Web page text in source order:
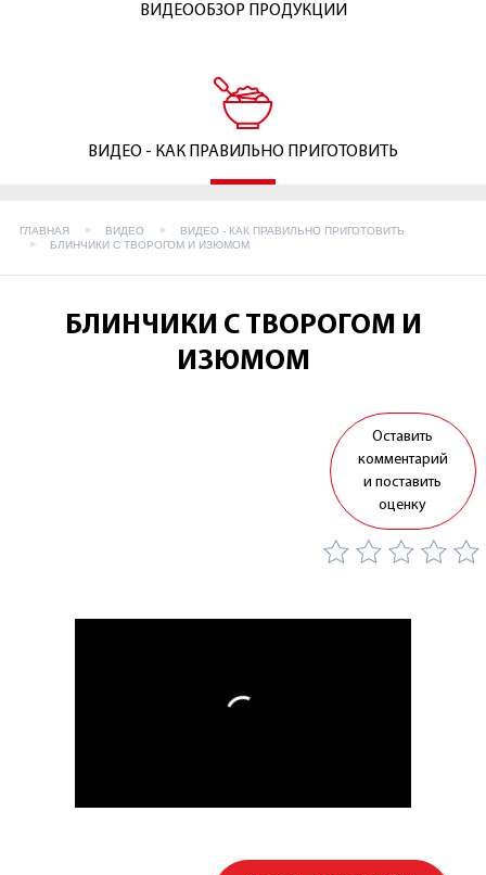
ВИДЕООБЗОР ПРОДУКЦИИ
ВИДЕО - КАК ПРАВИЛЬНО ПРИГОТОВИТЬ
ГЛАВНАЯ ВИДЕО
ВИДЕО - КАК ПРАВИЛЬНО ПРИГОТОВИТЬ
БЛИНЧИКИ С ТВОРОГОМ И ИЗЮМОМ
БЛИНЧИКИ С ТВОРОГОМ И
ИЗЮМОМ
Оставить
комментарий
и поставить
оценку